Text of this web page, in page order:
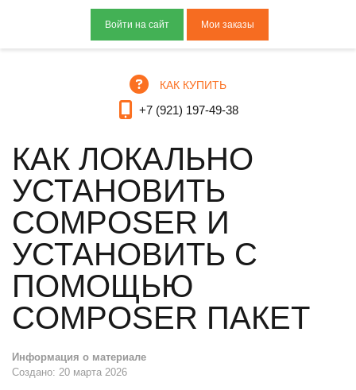
Мои заказы
КАК КУПИТЬ
+7 (921) 197-49-38
КАК ЛОКАЛЬНО
УСТАНОВИТЬ
COMPOSER И
УСТАНОВИТЬ С
ПОМОЩЬЮ
COMPOSER ПАКЕТ
Информация о материале
Создано: 20 марта 2026